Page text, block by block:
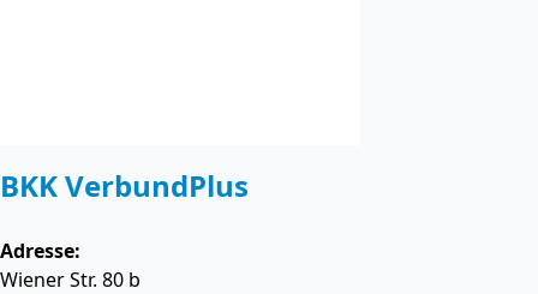
BKK VerbundPlus
Adresse:
Wiener Str. 80 b